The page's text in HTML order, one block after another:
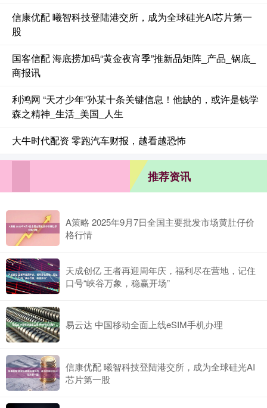
信康优配 曦智科技登陆港交所，成为全球硅光AI芯片第一
股
国客信配 海底捞加码“黄金夜宵季”推新品矩阵_产品_锅底_
商报讯
利鸿网 “天才少年”孙某十条关键信息！他缺的，或许是钱学
森之精神_生活_美国_人生
大牛时代配资 零跑汽车财报，越看越恐怖
推荐资讯
A策略 2025年9月7日全国主要批发市场黄肚仔价
格行情
天成创亿 王者再迎周年庆，福利尽在营地，记住
口号“峡谷万象，稳赢开场”
易云达 中国移动全面上线eSIM手机办理
信康优配 曦智科技登陆港交所，成为全球硅光AI
芯片第一股